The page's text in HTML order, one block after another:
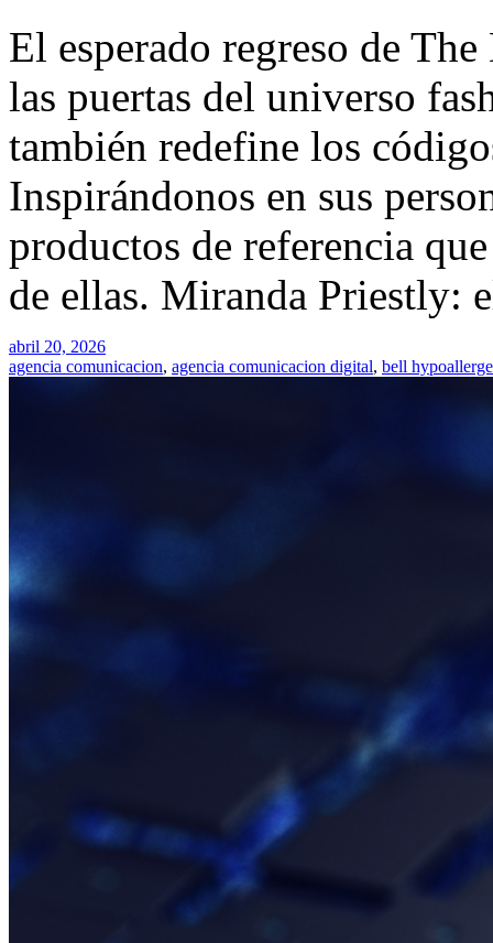
El esperado regreso de
las puertas del universo
también redefine los
Inspirándonos en sus
productos de referencia
de ellas. Miranda Priestly:
abril 20, 2026
agencia comunicacion, agencia comunicacion digital, bell